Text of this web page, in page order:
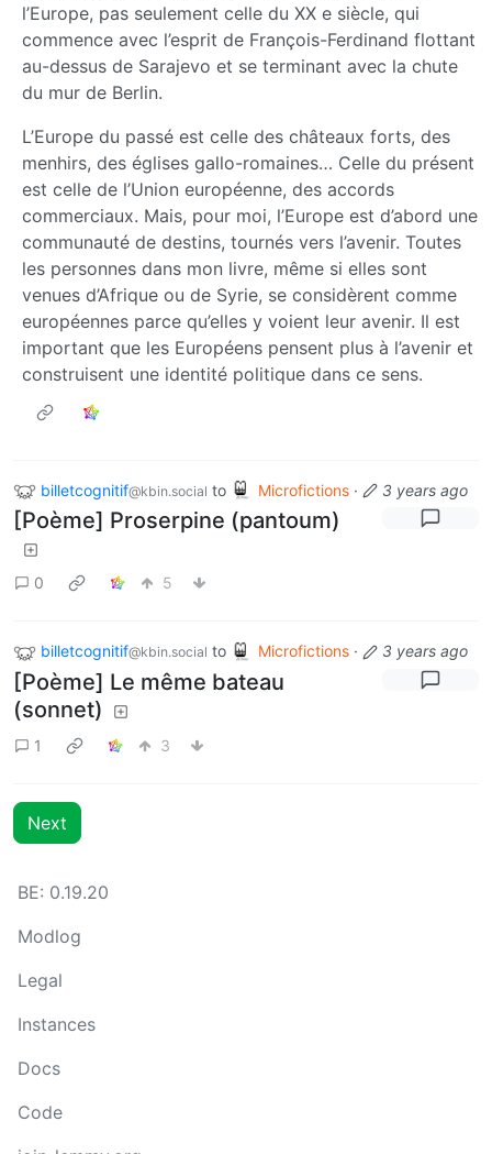
l’Europe, pas seulement celle du XX e siècle, qui
commence avec l’esprit de François-Ferdinand flottant
au-dessus de Sarajevo et se terminant avec la chute
du mur de Berlin.
L’Europe du passé est celle des châteaux forts, des
menhirs, des églises gallo-romaines… Celle du présent
est celle de l’Union européenne, des accords
commerciaux. Mais, pour moi, l’Europe est d’abord une
communauté de destins, tournés vers l’avenir. Toutes
les personnes dans mon livre, même si elles sont
venues d’Afrique ou de Syrie, se considèrent comme
européennes parce qu’elles y voient leur avenir. Il est
important que les Européens pensent plus à l’avenir et
construisent une identité politique dans ce sens.
billetcognitif@kbin.social to Microfictions · 3 years ago
[Poème] Proserpine (pantoum)
0 5
billetcognitif@kbin.social to Microfictions · 3 years ago
[Poème] Le même bateau
(sonnet)
1 3
Next
BE: 0.19.20
Modlog
Legal
Instances
Docs
Code